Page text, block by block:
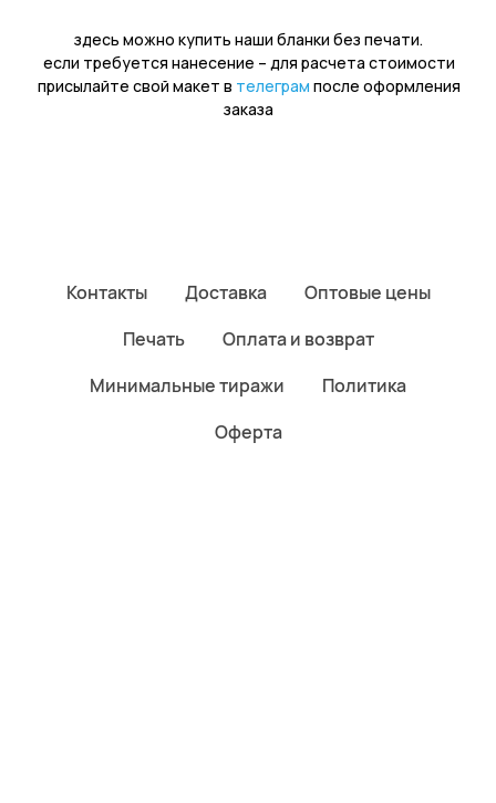
Контакты Доставка
Оптовые цены
Печать
Оплата и возврат
Минимальные тиражи
Политика
Оферта